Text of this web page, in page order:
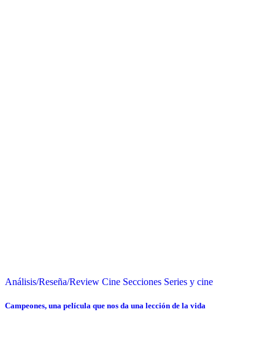
Análisis/Reseña/Review Cine Secciones Series y cine
Campeones, una película que nos da una lección de la vida